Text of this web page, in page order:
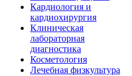
Кардиология и
кардиохирургия
Клиническая
лабораторная
диагностика
Косметология
Лечебная физкультура